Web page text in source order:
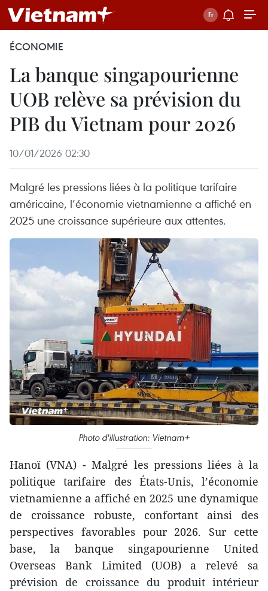
ÉCONOMIE
La banque singapourienne
UOB relève sa prévision du
PIB du Vietnam pour 2026
10/01/2026 02:30
Malgré les pressions liées à la politique tarifaire
américaine, l’économie vietnamienne a affiché en
2025 une croissance supérieure aux attentes.
Photo d'illustration: Vietnam+
Hanoï (VNA) - Malgré les pressions liées à la
politique tarifaire des États-Unis, l’économie
vietnamienne a affiché en 2025 une dynamique
de croissance robuste, confortant ainsi des
perspectives favorables pour 2026. Sur cette
base, la banque singapourienne United
Overseas Bank Limited (UOB) a relevé sa
prévision de croissance du produit intérieur